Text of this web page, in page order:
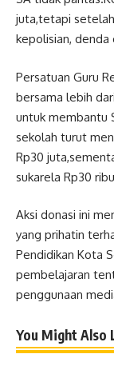
juta,tetapi
kepolisian, denda
Persatuan Guru
bersama lebih
untuk membantu
sekolah turut
Rp30
sukarela Rp30
Aksi donasi ini
yang prihatin
Pendidikan Kota
pembelajaran
penggunaan
You Might Also